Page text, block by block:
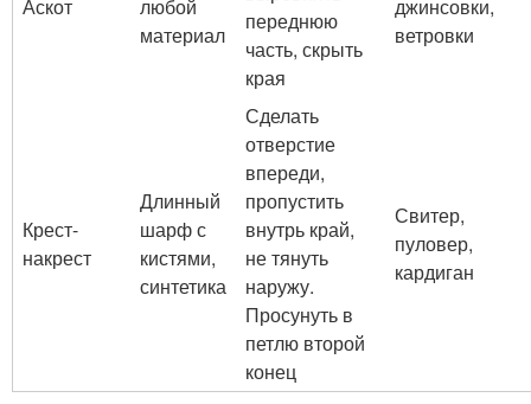
Аскот
любой
материал
переднюю
часть, скрыть
края
джинсовки,
ветровки
Крест-
накрест
Длинный
шарф с
кистями,
синтетика
Сделать
отверстие
впереди,
пропустить
внутрь край,
не тянуть
наружу.
Просунуть в
петлю второй
конец
Свитер,
пуловер,
кардиган